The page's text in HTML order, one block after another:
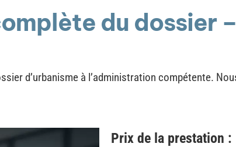
du dossier
d’urbanisme à l’administration compétente.
Prix de la prestation :